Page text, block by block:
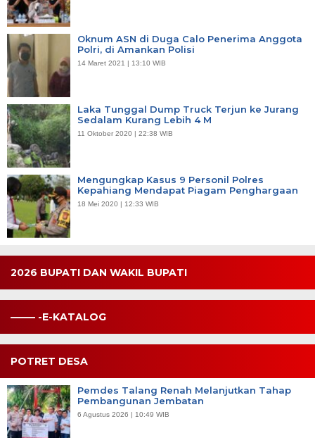
Oknum ASN di Duga Calo Penerima Anggota
Polri, di Amankan Polisi
14 Maret 2021 | 13:10 WIB
Laka Tunggal Dump Truck Terjun ke Jurang
Sedalam Kurang Lebih 4 M
11 Oktober 2020 | 22:38 WIB
Mengungkap Kasus 9 Personil Polres
Kepahiang Mendapat Piagam Penghargaan
18 Mei 2020 | 12:33 WIB
2026 BUPATI DAN WAKIL BUPATI
——– -E-KATALOG
POTRET DESA
Pemdes Talang Renah Melanjutkan Tahap
Pembangunan Jembatan
6 Agustus 2026 | 10:49 WIB